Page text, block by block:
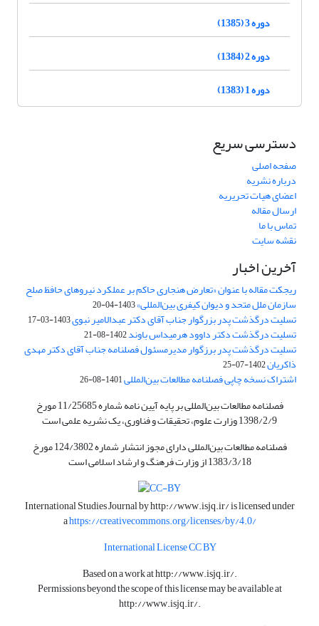
دوره 3 (1385)
دوره 2 (1384)
دوره 1 (1383)
دسترسی سریع
صفحه اصلی
درباره نشریه
اعضای هیات تحریریه
ارسال مقاله
تماس با ما
نقشه سایت
آخرین اخبار
ریجکت مقاله با عنوان «تعارض هنجاری حاکم بر عملکرد نیروهای حافظ صلح
سازمان ملل متحد و دیوان کیفری بین‌المللی»1403-04-20
تسلیت درگذشت پدر بزرگوار جناب آقای دکتر عبدالامیر نبوی1403-03-17
تسلیت درگذشت دکتر داوود هرمیداس باوند1402-08-21
تسلیت درگذشت پدر برزگوار مدیرمسئول فصلنامه جناب آقای دکتر مهدی
ذاکریان1402-07-25
اشتراک نسخه چاپی فصلنامه مطالعات بین‌المللی1401-08-26
فصلنامه مطالعات بین‌المللی بر پایه آیین نامه شماره 11/25685 مورخ
1398/2/9 وزارت علوم، تحقیقات و فناوری، یک نشریه علمی است
فصلنامه مطالعات بین‌المللی دارای مجوز انتشار شماره 124/3802 مورخ
1383/3/18 از وزارت فرهنگ و ارشاد اسلامی است
International Studies Journal byhttp://www.isjq.ir/is licensed under
ahttps://creativecommons.org/licenses/by/4.0/
International License CC BY
Based on a work athttp://www.isjq.ir/.
Permissions beyond the scope of this license may be available at
http://www.isjq.ir/.